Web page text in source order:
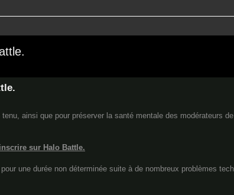
ainsi que pour préserver la santé mentale des modérateurs
sur Halo Battle.
une durée non déterminée suite à de nombreux problèmes